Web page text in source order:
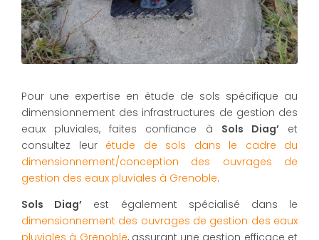
Pour une expertise en étude de sols spécifique au
dimensionnement des infrastructures de gestion des
eaux pluviales, faites confiance à Sols Diag’et
consultez leur étude de sols dans le cadre du
dimensionnement/conception des ouvrages de
gestion des eaux pluviales à Grenoble.
Sols Diag’ est également spécialisé dans le
dimensionnement des ouvrages de gestion des eaux